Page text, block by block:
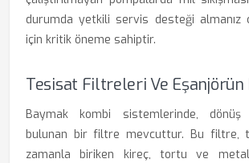
durumda yetkili servis desteği almanız
için kritik öneme sahiptir.
Tesisat Filtreleri Ve Eşanjörün
Baymak kombi sistemlerinde, dönüş
bulunan bir filtre mevcuttur. Bu filtre,
zamanla biriken kireç, tortu ve metal